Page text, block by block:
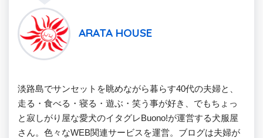
ARATA HOUSE
淡路島でサンセットを眺めながら暮らす40代の夫婦と、
走る・食べる・寝る・遊ぶ・笑う事が好き、でもちょっ
と寂しがり屋な愛犬のイタグレBuono!が運営する犬服屋
さん。色々なWEB関連サービスを運営。ブログは夫婦が